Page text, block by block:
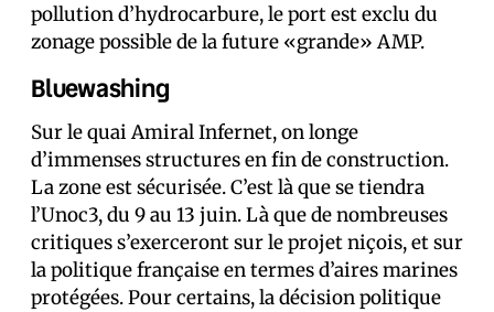
pollution d’hydrocarbure, le port est exclu du
zonage possible de la future «grande» AMP.
Bluewashing
Sur le quai Amiral Infernet, on longe
d’immenses structures en fin de construction.
La zone est sécurisée. C’est là que se tiendra
l’Unoc3, du 9 au 13 juin. Là que de nombreuses
critiques s’exerceront sur le projet niçois, et sur
la politique française en termes d’aires marines
protégées. Pour certains, la décision politique